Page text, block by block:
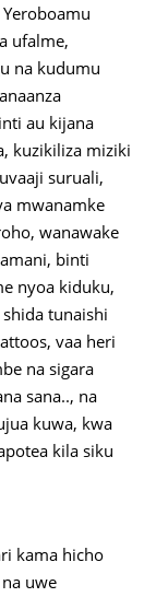
ufalme,
na kudumu
au kijana
kuzikiliza miziki
suruali,
mwanamke
wanawake
binti
nyoa kiduku,
tunaishi
vaa heri
na sigara
sana.., na
kuwa, kwa
kila siku
kama hicho
uwe